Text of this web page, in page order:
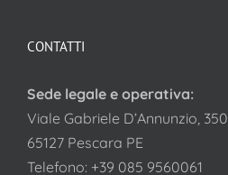
CONTATTI
Sede legale e operativa:
Viale Gabriele D’Annunzio, 350
65127 Pescara PE
Telefono: +39 085 9560061